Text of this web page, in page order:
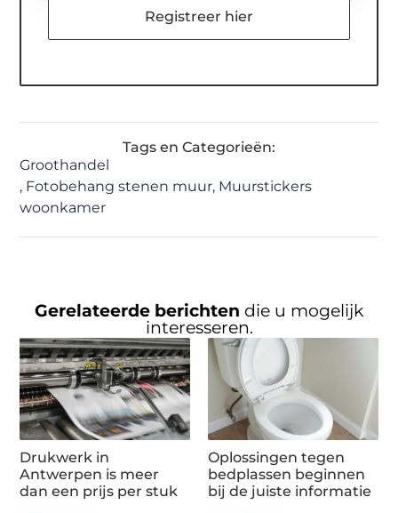
Registreer hier
Tags en Categorieën:
Groothandel
, Fotobehang stenen muur, Muurstickers
woonkamer
Gerelateerde berichten die u mogelijk
interesseren.
Drukwerk in
Antwerpen is meer
dan een prijs per stuk
Oplossingen tegen
bedplassen beginnen
bij de juiste informatie